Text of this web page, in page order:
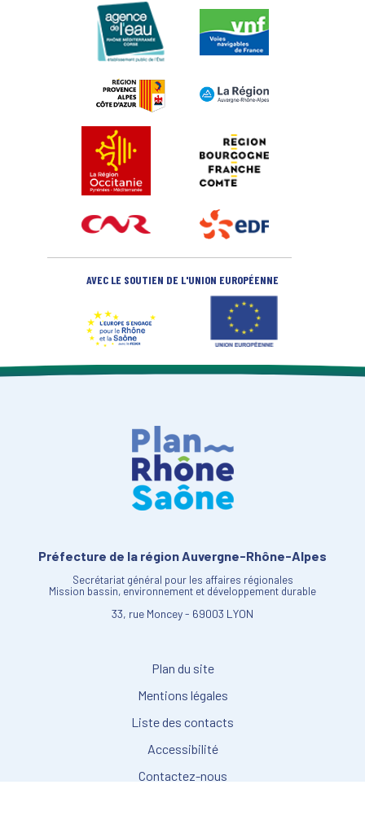
AVEC LE SOUTIEN DE L'UNION EUROPÉENNE
Préfecture de la région Auvergne-Rhône-Alpes
Secrétariat général pour les affaires régionales
Mission bassin, environnement et développement durable
33, rue Moncey - 69003 LYON
Plan du site
Mentions légales
Liste des contacts
Accessibilité
Contactez-nous